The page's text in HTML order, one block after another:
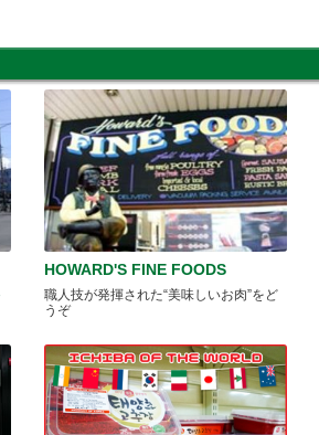
HOWARD'S FINE FOODS
職人技が発揮された“美味しいお肉”をど
うぞ